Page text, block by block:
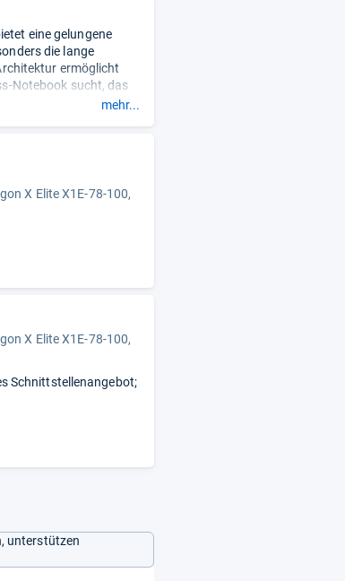
eine gelungene
die lange
ermöglicht
Notebook sucht, das
Gerät gut bedient.“mehr...
X Elite X1E-78-100,
X Elite X1E-78-100,
Schnittstellenangebot;
unterstützen